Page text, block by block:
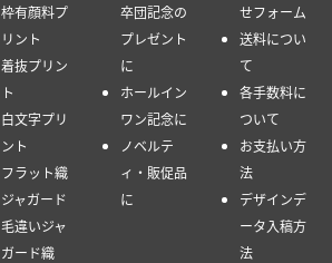
枠有顔料プ
リント
着抜プリン
ト
白文字プリ
ント
フラット織
ジャガード
毛違いジャ
ガード織
卒団記念の
プレゼント
に
ホールイン
ワン記念に
ノベルテ
ィ・販促品
に
せフォーム
送料につい
て
各手数料に
ついて
お支払い方
法
デザインデ
ータ入稿方
法